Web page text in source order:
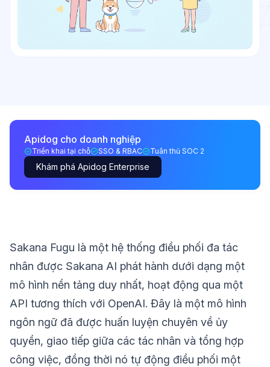
Apidog cho doanh nghiệp
Triển khai tại chỗ SSO & RBAC Tuân thủ SOC 2
Khám phá Apidog Enterprise
Sakana Fugu là một hệ thống điều phối đa tác
nhân được Sakana AI phát hành dưới dạng một
mô hình nền tảng duy nhất, hoạt động qua một
API tương thích với OpenAI. Đây là một mô hình
ngôn ngữ đã được huấn luyện chuyên về ủy
quyền, giao tiếp giữa các tác nhân và tổng hợp
công việc, đồng thời nó tự động điều phối một